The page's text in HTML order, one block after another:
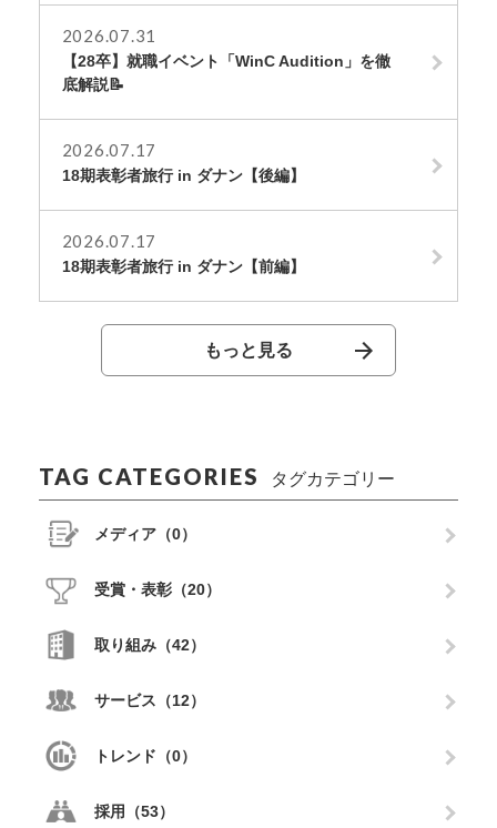
2026.07.31
【28卒】就職イベント「WinC Audition」を徹
底解説📝
2026.07.17
18期表彰者旅行 in ダナン【後編】
2026.07.17
18期表彰者旅行 in ダナン【前編】
もっと見る
TAG CATEGORIES タグカテゴリー
メディア（0）
受賞・表彰（20）
取り組み（42）
サービス（12）
トレンド（0）
採用（53）